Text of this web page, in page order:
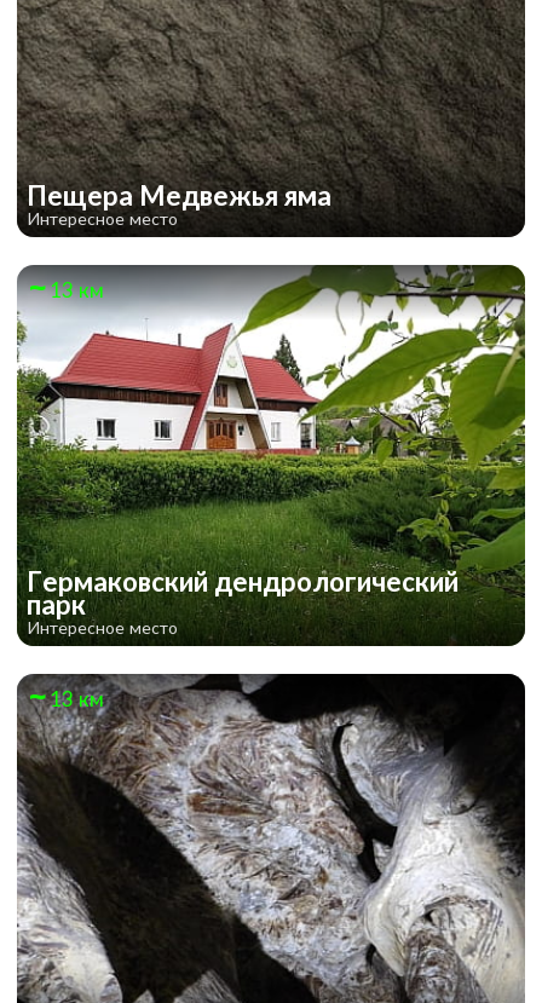
Пещера Медвежья яма
Интересное место
13 км
Гермаковский дендрологический
парк
Интересное место
13 км